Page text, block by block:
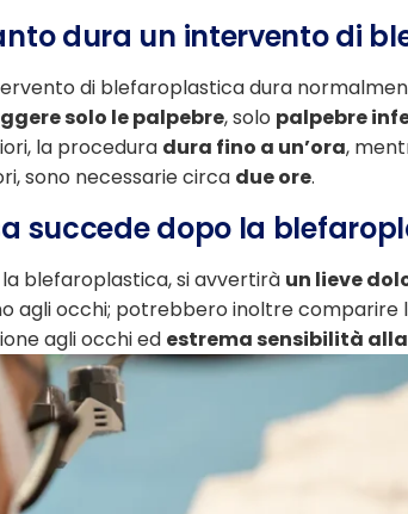
dura un intervento di
di blefaroplastica dura
solo le palpebre, solo palpebre
la procedura dura fino a un’ora,
sono necessarie circa due ore.
succede dopo la
blefaroplastica, si avvertirà un lieve
agli occhi; potrebbero inoltre comparire
agli occhi ed estrema sensibilità